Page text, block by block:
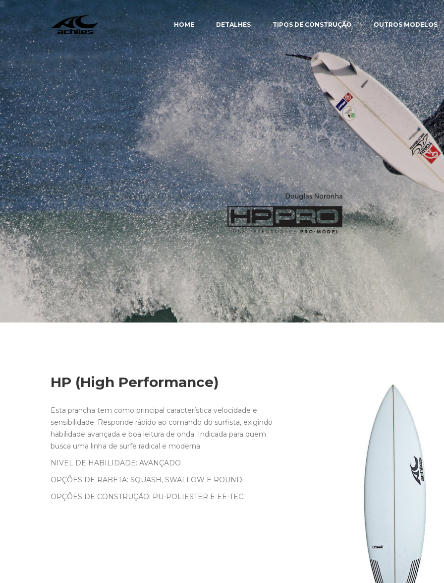
HOME DETALHES TIPOS DE CONSTRUÇÃO OUTROS MODELOS
HP (High Performance)
Esta prancha tem como principal característica velocidade e
sensibilidade. Responde rápido ao comando do surfista, exigindo
habilidade avançada e boa leitura de onda. Indicada para quem
busca uma linha de surfe radical e moderna.
NIVEL DE HABILIDADE: AVANÇADO
OPÇÕES DE RABETA: SQUASH, SWALLOW E ROUND
OPÇÕES DE CONSTRUÇÃO: PU-POLIESTER E EE-TEC.